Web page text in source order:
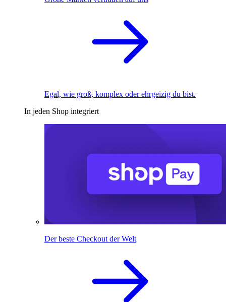
Egal, wie groß, komplex oder ehrgeizig du bist.
In jeden Shop integriert
Der beste Checkout der Welt